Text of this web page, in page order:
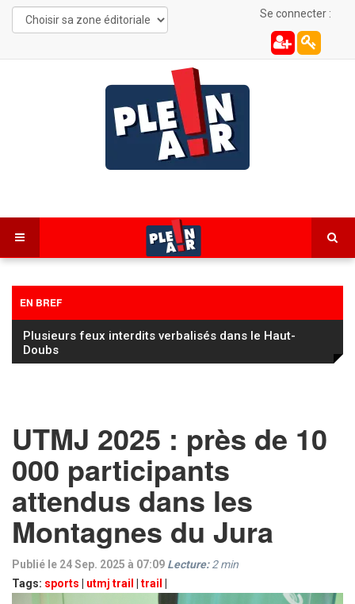
Se connecter :
EN BREF
Les Combes : une automobiliste de 22 ans
désincarcérée
UTMJ 2025 : près de 10
000 participants
attendus dans les
Montagnes du Jura
Publié le 24 Sep. 2025 à 07:09
Tags: sports utmj trail trail
Lecture: 2min